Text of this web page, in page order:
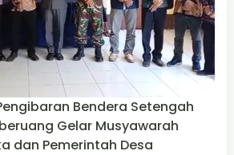
Bendera Setengah
Gelar Musyawarah
dan Pemerintah Desa